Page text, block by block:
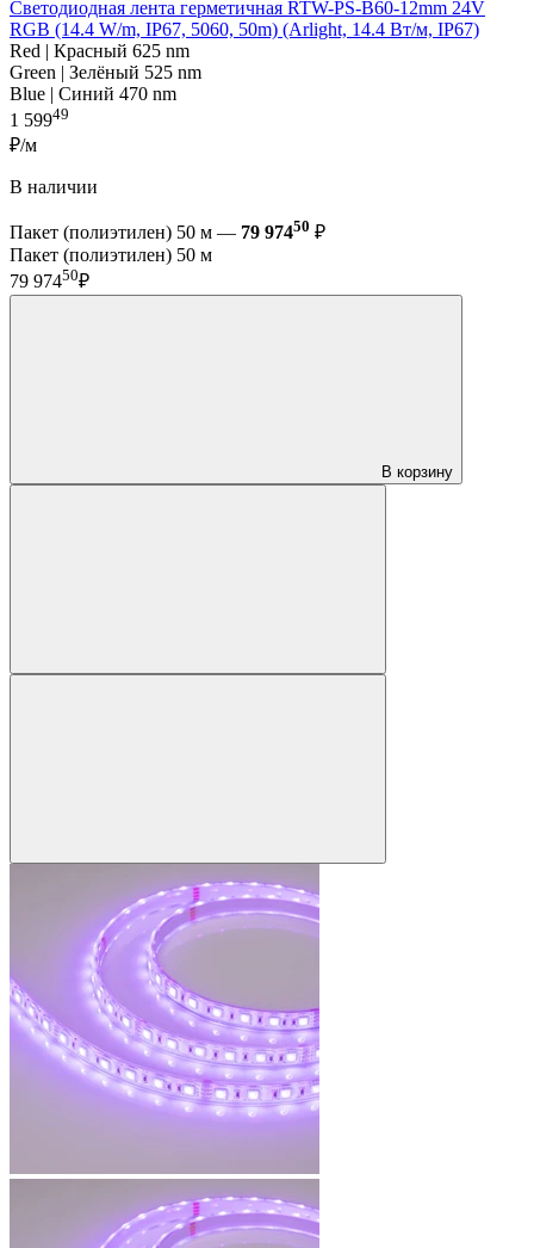
Светодиодная лента герметичная RTW-PS-B60-12mm 24V
RGB (14.4 W/m, IP67, 5060, 50m) (Arlight, 14.4 Вт/м, IP67)
Red | Красный 625 nm
Green | Зелёный 525 nm
Blue | Синий 470 nm
1 59949
₽/м
В наличии
Пакет (полиэтилен) 50 м — 79 97450 ₽
Пакет (полиэтилен) 50 м
79 97450₽
В корзину